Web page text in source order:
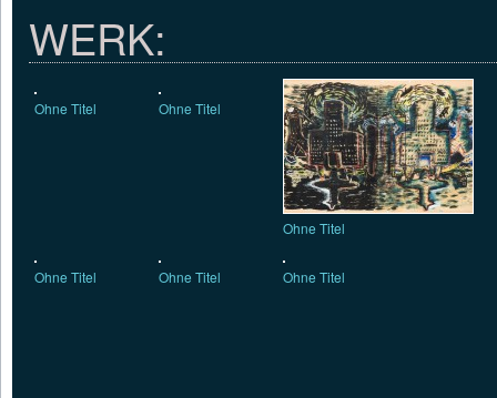
WERK:
Ohne Titel Ohne Titel
Ohne Titel
Ohne Titel Ohne Titel Ohne Titel